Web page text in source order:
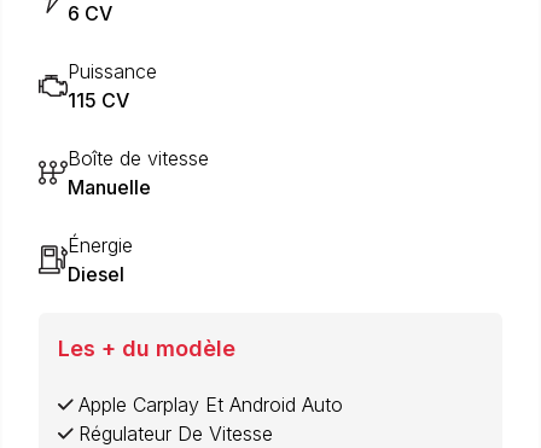
6 CV
Puissance
115 CV
Boîte de vitesse
Manuelle
Énergie
Diesel
Les + du modèle
Apple Carplay Et Android Auto
Régulateur De Vitesse